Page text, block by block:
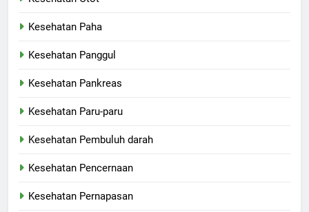
Kesehatan Paha
Kesehatan Panggul
Kesehatan Pankreas
Kesehatan Paru-paru
Kesehatan Pembuluh darah
Kesehatan Pencernaan
Kesehatan Pernapasan